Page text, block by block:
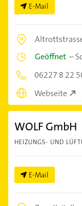
E-Mail
Geöffnet –
06227 8 22
Webseite
WOLF GmbH
HEIZUNGS- UND
E-Mail